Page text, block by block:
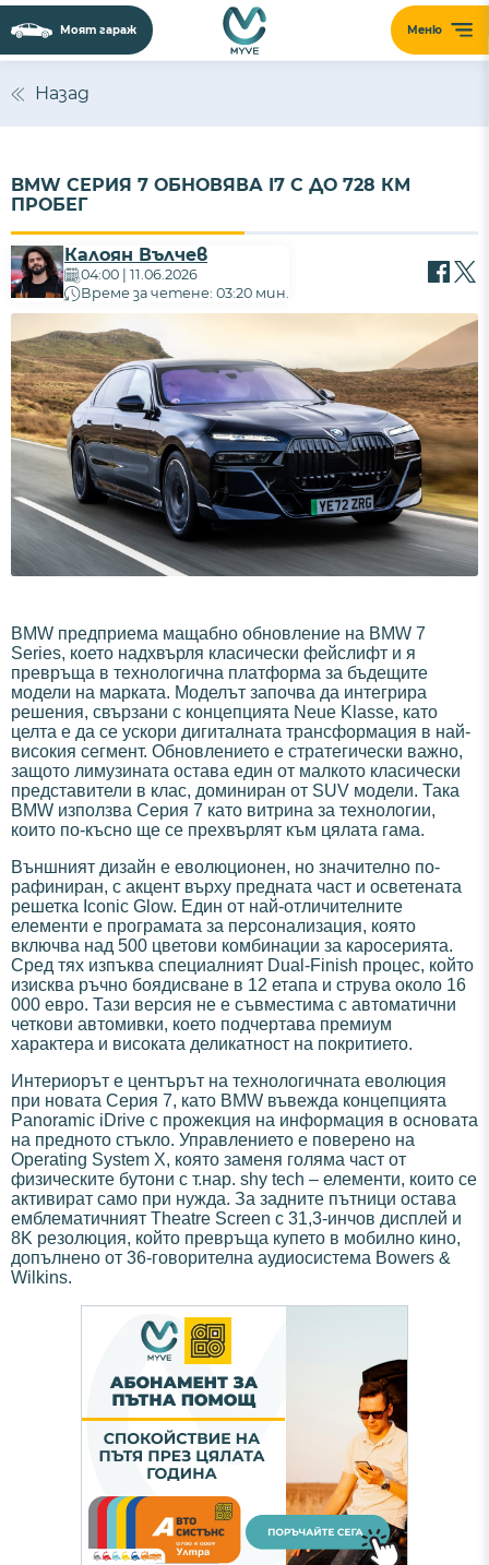
Меню
Моят гараж
Назад
BMW СЕРИЯ 7 ОБНОВЯВА I7 С ДО 728 КМ
ПРОБЕГ
Калоян Вълчев
04:00 | 11.06.2026
Време за четене: 03:20 мин.
BMW предприема мащабно обновление на BMW 7
Series, което надхвърля класически фейслифт и я
превръща в технологична платформа за бъдещите
модели на марката. Моделът започва да интегрира
решения, свързани с концепцията Neue Klasse, като
целта е да се ускори дигиталната трансформация в най-
високия сегмент. Обновлението е стратегически важно,
защото лимузината остава един от малкото класически
представители в клас, доминиран от SUV модели. Така
BMW използва Серия 7 като витрина за технологии,
които по-късно ще се прехвърлят към цялата гама.
Външният дизайн е еволюционен, но значително по-
рафиниран, с акцент върху предната част и осветената
решетка Iconic Glow. Един от най-отличителните
елементи е програмата за персонализация, която
включва над 500 цветови комбинации за каросерията.
Сред тях изпъква специалният Dual-Finish процес, който
изисква ръчно боядисване в 12 етапа и струва около 16
000 евро. Тази версия не е съвместима с автоматични
четкови автомивки, което подчертава премиум
характера и високата деликатност на покритието.
Интериорът е центърът на технологичната еволюция
при новата Серия 7, като BMW въвежда концепцията
Panoramic iDrive с прожекция на информация в основата
на предното стъкло. Управлението е поверено на
Operating System X, която заменя голяма част от
физическите бутони с т.нар. shy tech – елементи, които се
активират само при нужда. За задните пътници остава
емблематичният Theatre Screen с 31,3-инчов дисплей и
8K резолюция, който превръща купето в мобилно кино,
допълнено от 36-говорителна аудиосистема Bowers &
Wilkins.